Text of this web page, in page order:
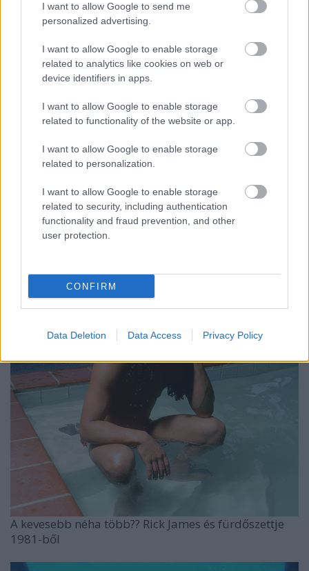
I want to allow Google to send me
personalized advertising.
I want to allow Google to enable storage
related to analytics like cookies on web or
device identifiers in apps.
I want to allow Google to enable storage
related to functionality of the website or app.
I want to allow Google to enable storage
related to personalization.
I want to allow Google to enable storage
related to security, including authentication
functionality and fraud prevention, and other
user protection.
CONFIRM
Data Deletion Data Access Privacy Policy
A kevesebb néha több?? Rick James és fürdőszettje
1981-ből